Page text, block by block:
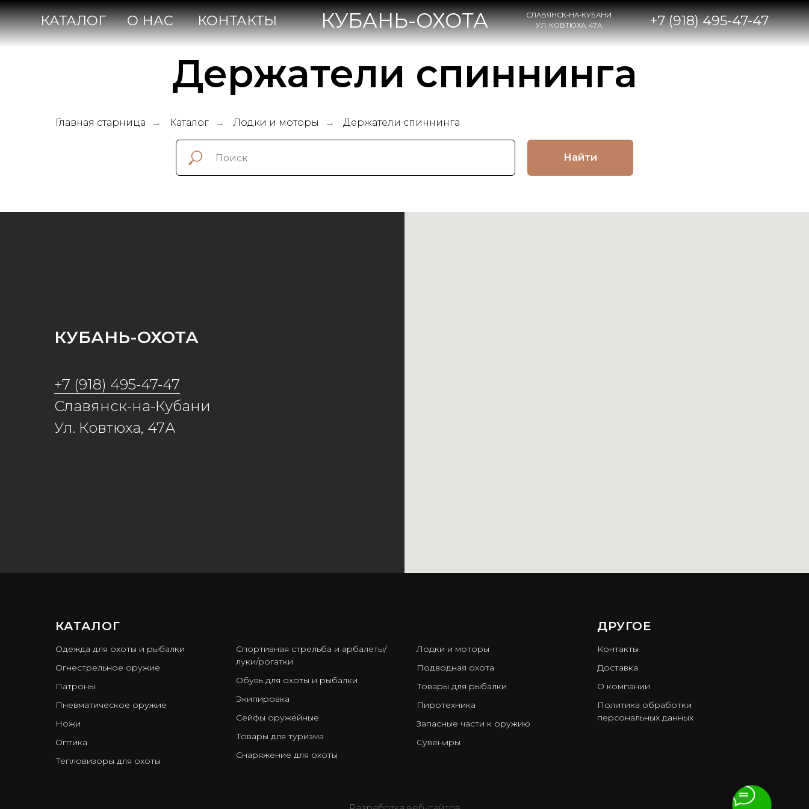
КУБАНЬ-ОХОТА
КАТАЛОГ О НАС КОНТАКТЫ +7 (918) 495-47-47
СЛАВЯНСК-НА-КУБАНИ
УЛ. КОВТЮХА, 47А
Держатели спиннинга
Главная старница → Каталог → Лодки и моторы → Держатели спиннинга
Найти
КУБАНЬ-ОХОТА
+7 (918) 495-47-47
Славянск-на-Кубани
Ул. Ковтюха, 47А
КАТАЛОГ
Одежда для охоты и рыбалки
Огнестрельное оружие
Патроны
Пневматическое оружие
Ножи
Оптика
Тепловизоры для охоты
Спортивная стрельба и арбалеты/
луки/рогатки
Обувь для охоты и рыбалки
Экипировка
Сейфы оружейные
Товары для туризма
Снаряжение для охоты
Лодки и моторы
Подводная охота
Товары для рыбалки
Пиротехника
Запасные части к оружию
Сувениры
ДРУГОЕ
Контакты
Доставка
О компании
Политика обработки
персональных данных